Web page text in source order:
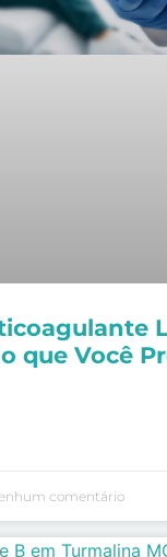
que Você
comentário